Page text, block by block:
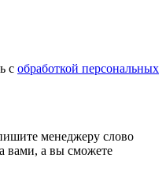
с обработкой персональных
менеджеру слово
вами, а вы сможете